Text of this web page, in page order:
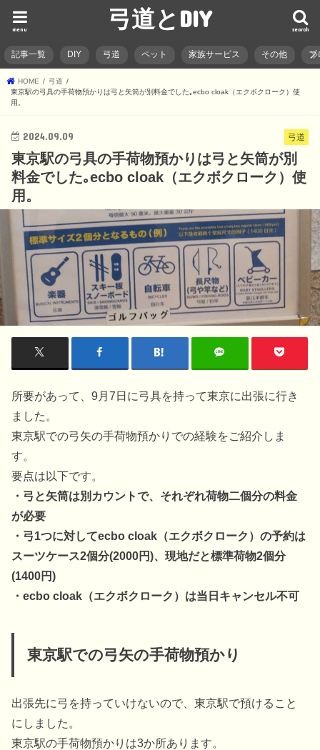
弓道とDIY search
menu
記事一覧 DIY 弓道 ペット 家族サービス その他 ブ
HOME
弓道
東京駅の弓具の手荷物預かりは弓と矢筒が別料金でした｡ecbo cloak（エクボクローク）使
用。
弓道
2024.09.09
東京駅の弓具の手荷物預かりは弓と矢筒が別
料金でした｡ecbo cloak（エクボクローク）使
用。
所要があって、9月7日に弓具を持って東京に出張に行き
ました。
東京駅での弓矢の手荷物預かりでの経験をご紹介しま
す。
要点は以下です。
・弓と矢筒は別カウントで、それぞれ荷物二個分の料金
が必要
・弓1つに対してecbo cloak（エクボクローク）の予約は
スーツケース2個分(2000円)、現地だと標準荷物2個分
(1400円)
・ecbo cloak（エクボクローク）は当日キャンセル不可
東京駅での弓矢の手荷物預かり
出張先に弓を持っていけないので、東京駅で預けること
にしました。
東京駅の手荷物預かりは3か所あります。